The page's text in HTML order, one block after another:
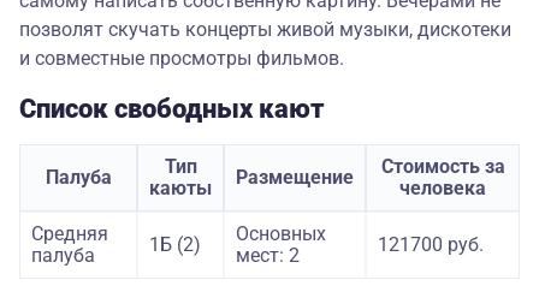
позволят скучать концерты живой музыки, дискотеки
и совместные просмотры фильмов.
Список свободных кают
Палуба
Тип
каюты
Размещение
Стоимость за
человека
Средняя
палуба
1Б (2)
Основных
мест: 2
121700 руб.